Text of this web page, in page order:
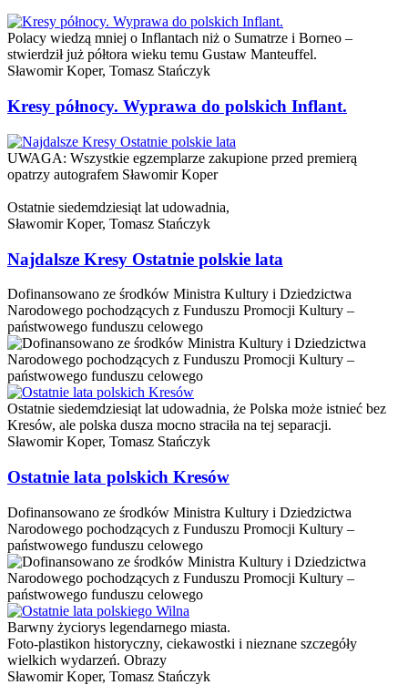
Polacy wiedzą mniej o Inflantach niż o Sumatrze i Borneo –
stwierdził już półtora wieku temu Gustaw Manteuffel.
Sławomir Koper, Tomasz Stańczyk
Kresy północy. Wyprawa do polskich Inflant.
UWAGA: Wszystkie egzemplarze zakupione przed premierą
opatrzy autografem Sławomir Koper
Ostatnie siedemdziesiąt lat udowadnia,
Sławomir Koper, Tomasz Stańczyk
Najdalsze Kresy Ostatnie polskie lata
Dofinansowano ze środków Ministra Kultury i Dziedzictwa
Narodowego pochodzących z Funduszu Promocji Kultury –
państwowego funduszu celowego
Ostatnie siedemdziesiąt lat udowadnia, że Polska może istnieć bez
Kresów, ale polska dusza mocno straciła na tej separacji.
Sławomir Koper, Tomasz Stańczyk
Ostatnie lata polskich Kresów
Dofinansowano ze środków Ministra Kultury i Dziedzictwa
Narodowego pochodzących z Funduszu Promocji Kultury –
państwowego funduszu celowego
Barwny życiorys legendarnego miasta.
Foto-plastikon historyczny, ciekawostki i nieznane szczegóły
wielkich wydarzeń. Obrazy
Sławomir Koper, Tomasz Stańczyk